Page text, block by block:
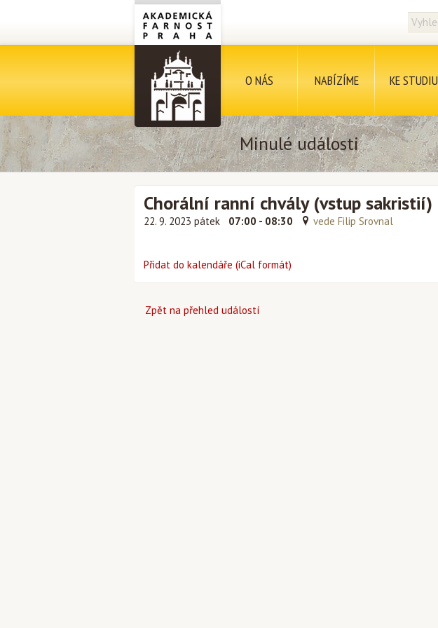
O NÁS NABÍZÍME KE STUDIU
Minulé události
Chorální ranní chvály (vstup sakristií)
22. 9. 2023 pátek 07:00 - 08:30 vede Filip Srovnal
Přidat do kalendáře (iCal formát)
Zpět na přehled událostí